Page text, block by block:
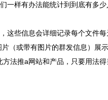
一样有办法能统计到到底有多
些信息会详细记录每个文件
（或带有图片的群发信息）展示
法推a网站和产品，只要用法